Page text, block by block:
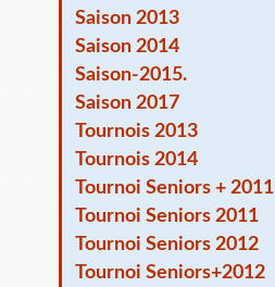
Saison 2013
Saison 2014
Saison-2015.
Saison 2017
Tournois 2013
Tournois 2014
Tournoi Seniors + 2011
Tournoi Seniors 2011
Tournoi Seniors 2012
Tournoi Seniors+2012